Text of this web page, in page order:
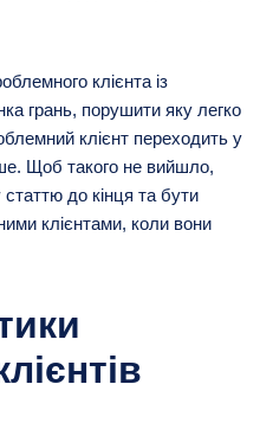
клієнта із
грань, порушити яку легко
клієнт переходить у
Щоб такого не вийшло,
до кінця та бути
клієнтами, коли вони